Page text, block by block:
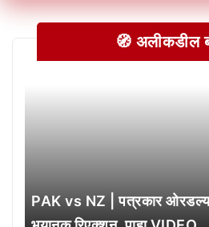
🧭 अलीकडील
PAK vs NZ | पत्रकार